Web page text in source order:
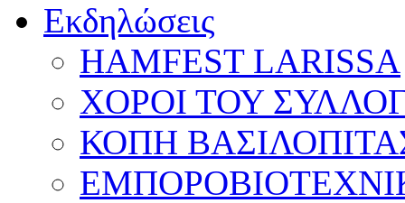
Εκδηλώσεις
HAMFEST LARISSA
ΧΟΡΟΙ ΤΟΥ
ΚΟΠΗ